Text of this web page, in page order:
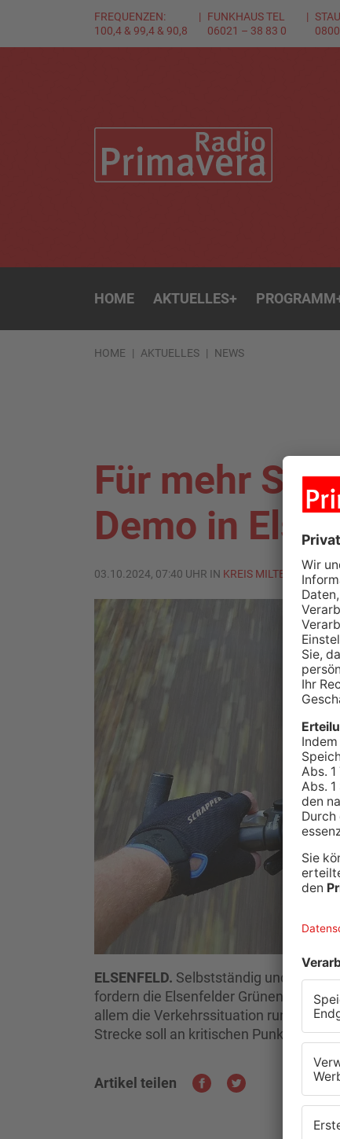
FREQUENZEN:
100,4 & 99,4 & 90,8
FUNKHAUS TEL
06021 – 38 83 0
HOME AKTUELLES+ PROGRAMM
HOME AKTUELLES NEWS
Für mehr
Demo in
03.10.2024, 07:40 UHR IN KREIS MILTENBERG
ELSENFELD. Selbstständig und sicher
fordern die Elsenfelder Grünen und
allem die Verkehrssituation rund um
Strecke soll an kritischen Punkten
Artikel teilen